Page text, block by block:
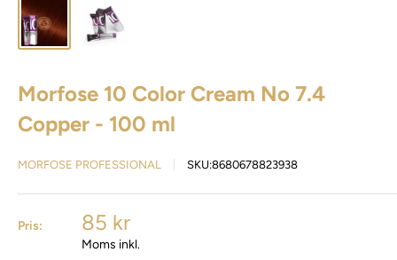
Morfose 10 Color Cream No 7.4
Copper - 100 ml
MORFOSE PROFESSIONAL SKU:8680678823938
Pris: 85 kr
Moms inkl.